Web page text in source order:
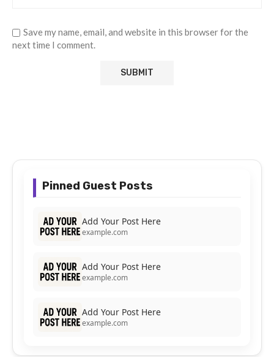
Save my name, email, and website in this browser for the
next time I comment.
Pinned Guest Posts
Add Your Post Here
example.com
Add Your Post Here
example.com
Add Your Post Here
example.com